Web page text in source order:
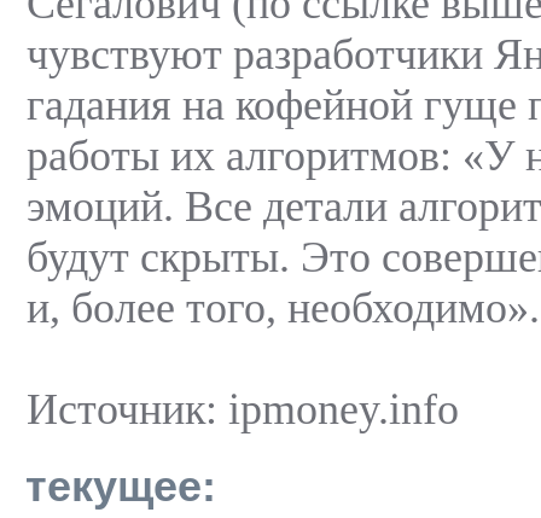
чувствуют разработчики
гадания на кофейной гуще
работы их алгоритмов: «У
эмоций. Все детали
будут скрыты. Это
и, более того, необходимо».
Источник: ipmoney.info
текущее: